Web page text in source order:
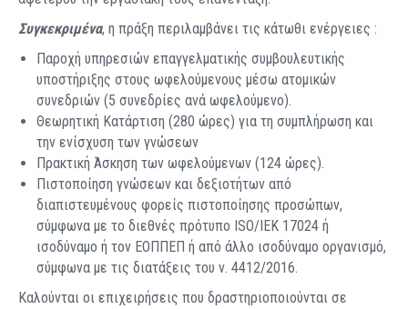
Συγκεκριμένα, η πράξη περιλαμβάνει τις κάτωθι ενέργειες :
Παροχή υπηρεσιών επαγγελματικής συμβουλευτικής
υποστήριξης στους ωφελούμενους μέσω ατομικών
συνεδριών (5 συνεδρίες ανά ωφελούμενο).
Θεωρητική Κατάρτιση (280 ώρες) για τη συμπλήρωση και
την ενίσχυση των γνώσεων
Πρακτική Άσκηση των ωφελούμενων (124 ώρες).
Πιστοποίηση γνώσεων και δεξιοτήτων από
διαπιστευμένους φορείς πιστοποίησης προσώπων,
σύμφωνα με το διεθνές πρότυπο ISO/IEK 17024 ή
ισοδύναμο ή τον ΕΟΠΠΕΠ ή από άλλο ισοδύναμο οργανισμό,
σύμφωνα με τις διατάξεις του ν. 4412/2016.
Καλούνται οι επιχειρήσεις που δραστηριοποιούνται σε